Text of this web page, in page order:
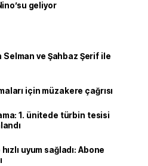
geliyor
Selman ve Şahbaz Şerif ile
için müzakere çağrısı
1. ünitede türbin tesisi
uyum sağladı: Abone